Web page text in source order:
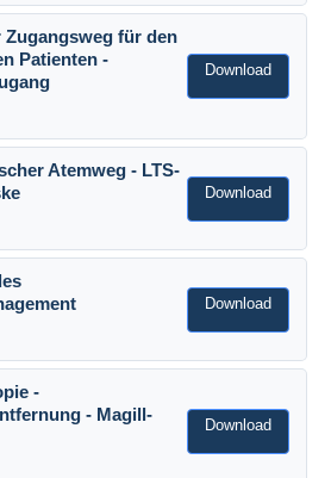
Zugangsweg für den
Patienten -
Download
Atemweg - LTS-
Download
Download
-
- Magill-
Download